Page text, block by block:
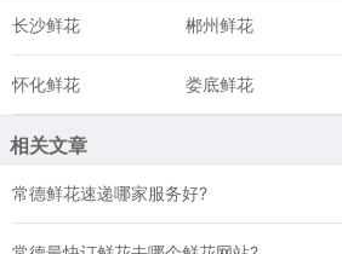
长沙鲜花 郴州鲜花
怀化鲜花 娄底鲜花
相关文章
常德鲜花速递哪家服务好?